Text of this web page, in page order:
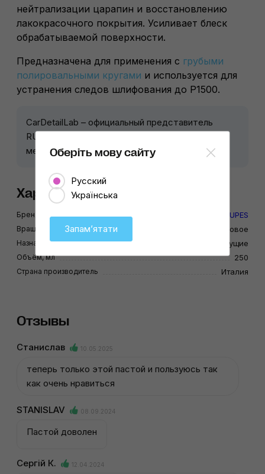
нейтрализации царапин и восстановлению
лакокрасочного покрытия. Усиливает блеск
обрабатываемой поверхности.
Предназначена для применения с грубыми
полировальными кругами и используется для
устранения следов шлифования до P1500.
CarDetailLab – официальный представитель
RUPES в Украине. Предоставляем гарантию 12
месяцев, и послегарантийный ремонт.
Характеристики
Бренд RUPES
Вращение Эксцентриковое
Назначение Режущие
Объём, мл 250
Страна производитель Италия
Отзывы
Станислав 10.05.2025
теперь только этой пастой и пользуюсь так
как очень нравиться
STANISLAV 08.09.2024
Пастой доволен
Сергій К. 12.04.2024
Оберіть мову сайту
Русский
Українська
Запамʼятати